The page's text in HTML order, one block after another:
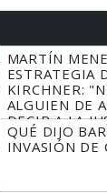
MARTÍN
ESTRATEGIA
KIRCHNER:
ALGUIEN DE
DECIR A LA
TIENE QUE
QUÉ DIJO
INVASIÓN DE